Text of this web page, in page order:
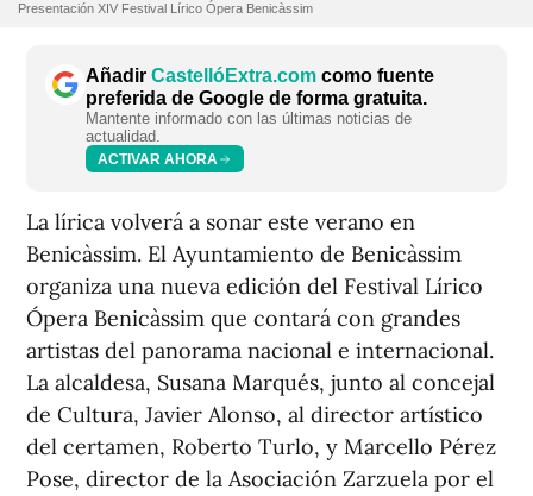
Presentación XIV Festival Lírico Ópera Benicàssim
Añadir CastellóExtra.com como fuente
preferida de Google de forma gratuita.
Mantente informado con las últimas noticias de
actualidad.
ACTIVAR AHORA
La lírica volverá a sonar este verano en
Benicàssim. El Ayuntamiento de Benicàssim
organiza una nueva edición del Festival Lírico
Ópera Benicàssim que contará con grandes
artistas del panorama nacional e internacional.
La alcaldesa, Susana Marqués, junto al concejal
de Cultura, Javier Alonso, al director artístico
del certamen, Roberto Turlo, y Marcello Pérez
Pose, director de la Asociación Zarzuela por el